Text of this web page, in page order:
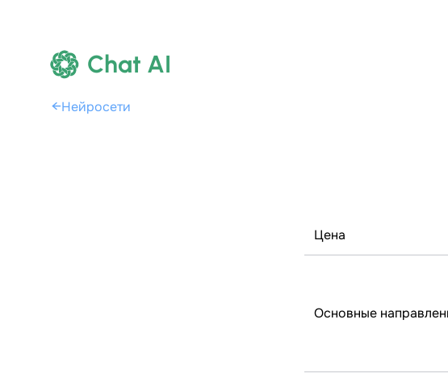
Chat AI
←Нейросети
Цена
Основные